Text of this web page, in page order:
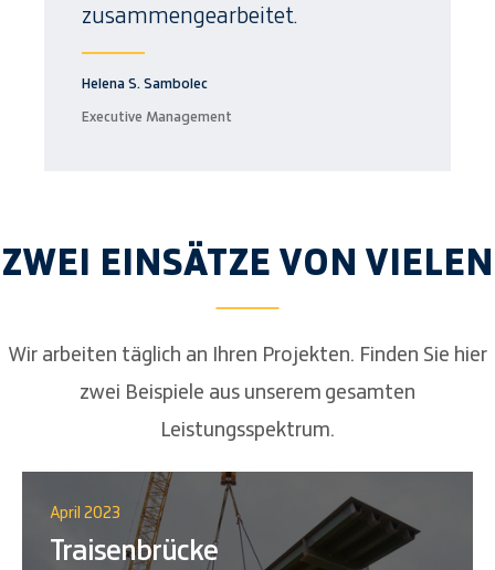
zusammengearbeitet.
Helena S. Sambolec
Executive Management
ZWEI EINSÄTZE VON VIELEN
Wir arbeiten täglich an Ihren Projekten. Finden Sie hier
zwei Beispiele aus unserem gesamten
Leistungsspektrum.
April 2023
Traisenbrücke